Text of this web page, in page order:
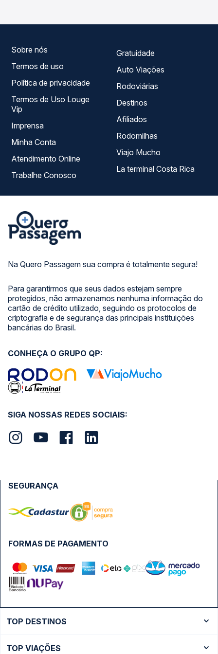
Na Quero Passagem sua compra é totalmente segura!
Para garantirmos que seus dados estejam sempre
protegidos, não armazenamos nenhuma informação do
cartão de crédito utilizado, seguindo os protocolos de
criptografia e de segurança das principais instituições
bancárias do Brasil.
Sobre nós
Termos de uso
Política de privacidade
Termos de Uso Louge
Vip
Imprensa
Minha Conta
Atendimento Online
Trabalhe Conosco
Gratuidade
Auto Viações
Rodoviárias
Destinos
Afiliados
Rodomilhas
Viajo Mucho
La terminal Costa Rica
SIGA NOSSAS REDES SOCIAIS:
CONHEÇA O GRUPO QP:
FORMAS DE PAGAMENTO
SEGURANÇA
TOP DESTINOS
TOP VIAÇÕES